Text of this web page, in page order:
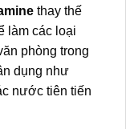
thay thế
làm các loại
phòng trong
dụng như
nước tiên tiến